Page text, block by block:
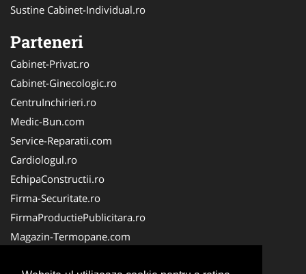
Sustine Cabinet-Individual.ro
Parteneri
Cabinet-Privat.ro
Cabinet-Ginecologic.ro
CentruInchirieri.ro
Medic-Bun.com
Service-Reparatii.com
Cardiologul.ro
EchipaConstructii.ro
Firma-Securitate.ro
FirmaProductiePublicitara.ro
Magazin-Termopane.com